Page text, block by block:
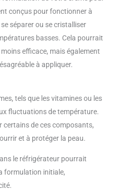
conçus pour fonctionner à
séparer ou se cristalliser
basses. Cela pourrait
efficace, mais également
à appliquer.
tels que les vitamines ou les
fluctuations de température.
certains de ces composants,
et à protéger la peau.
le réfrigérateur pourrait
formulation initiale,